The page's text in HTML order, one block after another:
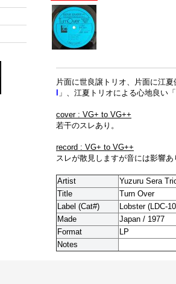
片面に世良譲トリオ、片面に江
」、江夏トリオによる心地良い「
cover : VG+ to VG++
若干のスレあり。
record : VG+ to VG++
スレが散見しますが音には影響あ
Artist
Yuzuru Sera
Title
Turn Over
Label (Cat#)
Lobster (LDC-
Made
Japan / 1977
Format
LP
Notes